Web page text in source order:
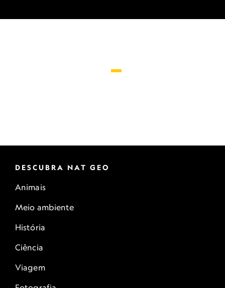
DESCUBRA NAT GEO
Animais
Meio ambiente
História
Ciência
Viagem